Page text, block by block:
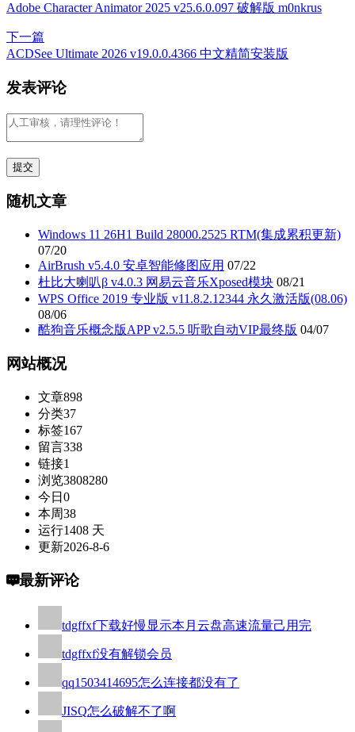
Adobe Character Animator 2025 v25.6.0.097 破解版 m0nkrus
下一篇
ACDSee Ultimate 2026 v19.0.0.4366 中文精简安装版
发表评论
随机文章
Windows 11 26H1 Build 28000.2525 RTM(集成累积更新)
07/20
AirBrush v5.4.0 安卓智能修图应用 07/22
杜比大喇叭β v4.0.3 网易云音乐Xposed模块 08/21
WPS Office 2019 专业版 v11.8.2.12344 永久激活版(08.06)
08/06
酷狗音乐概念版APP v2.5.5 听歌自动VIP最终版 04/07
网站概况
文章898
分类37
标签167
留言338
链接1
浏览3808280
今日 0
本周38
运行1408 天
更新2026-8-6
最新评论
tdgffxf下载好慢显示本月云盘高速流量己用完
tdgffxf没有解锁会员
qq1503414695怎么连接都没有了
JISQ怎么破解不了啊